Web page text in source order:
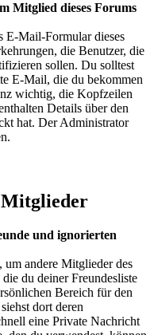
Mitglied dieses Forums
E-Mail-Formular dieses
die Benutzer, die
sollen. Du solltest
E-Mail, die du bekommen
wichtig, die Kopfzeilen
Details über den
hat. Der Administrator
und ignorierten
um andere Mitglieder des
du deiner Freundesliste
Bereich für den
dort deren
eine Private Nachricht